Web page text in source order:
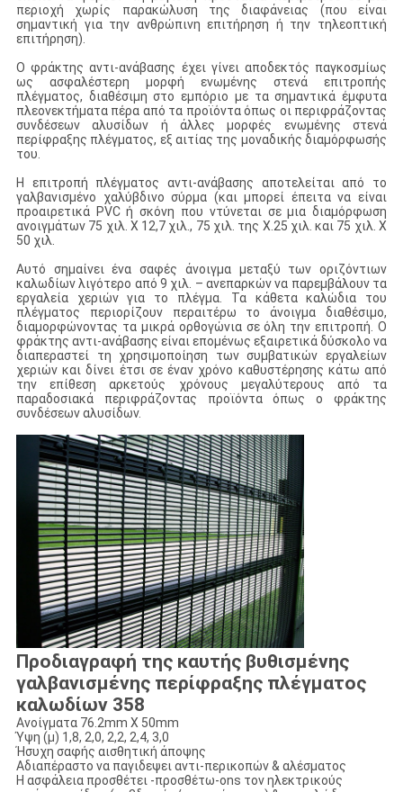
περιοχή χωρίς παρακώλυση της διαφάνειας (που είναι
σημαντική για την ανθρώπινη επιτήρηση ή την τηλεοπτική
επιτήρηση).
Ο φράκτης αντι-ανάβασης έχει γίνει αποδεκτός παγκοσμίως
ως ασφαλέστερη μορφή ενωμένης στενά επιτροπής
πλέγματος, διαθέσιμη στο εμπόριο με τα σημαντικά έμφυτα
πλεονεκτήματα πέρα από τα προϊόντα όπως οι περιφράζοντας
συνδέσεων αλυσίδων ή άλλες μορφές ενωμένης στενά
περίφραξης πλέγματος, εξ αιτίας της μοναδικής διαμόρφωσής
του.
Η επιτροπή πλέγματος αντι-ανάβασης αποτελείται από το
γαλβανισμένο χαλύβδινο σύρμα (και μπορεί έπειτα να είναι
προαιρετικά PVC ή σκόνη που ντύνεται σε μια διαμόρφωση
ανοιγμάτων 75 χιλ. Χ 12,7 χιλ., 75 χιλ. της X.25 χιλ. και 75 χιλ. Χ
50 χιλ.
Αυτό σημαίνει ένα σαφές άνοιγμα μεταξύ των οριζόντιων
καλωδίων λιγότερο από 9 χιλ. – ανεπαρκών να παρεμβάλουν τα
εργαλεία χεριών για το πλέγμα. Τα κάθετα καλώδια του
πλέγματος περιορίζουν περαιτέρω το άνοιγμα διαθέσιμο,
διαμορφώνοντας τα μικρά ορθογώνια σε όλη την επιτροπή. Ο
φράκτης αντι-ανάβασης είναι επομένως εξαιρετικά δύσκολο να
διαπεραστεί τη χρησιμοποίηση των συμβατικών εργαλείων
χεριών και δίνει έτσι σε έναν χρόνο καθυστέρησης κάτω από
την επίθεση αρκετούς χρόνους μεγαλύτερους από τα
παραδοσιακά περιφράζοντας προϊόντα όπως ο φράκτης
συνδέσεων αλυσίδων.
Προδιαγραφή της καυτής βυθισμένης
γαλβανισμένης περίφραξης πλέγματος
καλωδίων 358
Ανοίγματα 76.2mm X 50mm
Ύψη (μ) 1,8, 2,0, 2,2, 2,4, 3,0
Ήσυχη σαφής αισθητική άποψης
Αδιαπέραστο να παγιδεψει αντι-περικοπών & αλέσματος
Η ασφάλεια προσθέτει -προσθέτω-ons τον ηλεκτρικούς